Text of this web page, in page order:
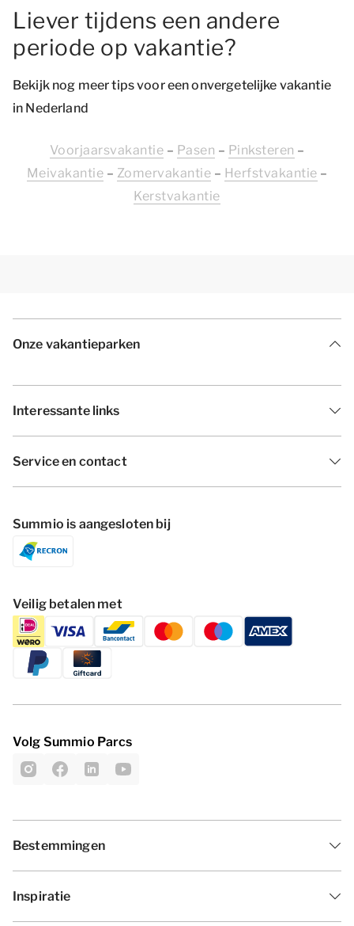
Liever tijdens een andere
periode op vakantie?
Bekijk nog meer tips voor een onvergetelijke vakantie
in Nederland
Voorjaarsvakantie – Pasen – Pinksteren –
Meivakantie – Zomervakantie – Herfstvakantie –
Kerstvakantie
Onze vakantieparken
Interessante links
Service en contact
Summio is aangesloten bij
Veilig betalen met
Volg Summio Parcs
Bestemmingen
Inspiratie